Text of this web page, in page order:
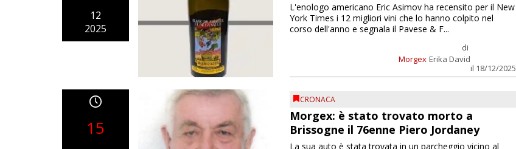
12
2025
Morgex
di
Erika David
il 18/12/2025
L'enologo americano Eric Asimov ha recensito per il New
York Times i 12 migliori vini che lo hanno colpito nel
corso dell'anno e segnala il Pavese & F...
15
CRONACA
Morgex: è stato trovato morto a
Brissogne il 76enne Piero Jordaney
La sua auto è stata trovata in un parcheggio vicino al